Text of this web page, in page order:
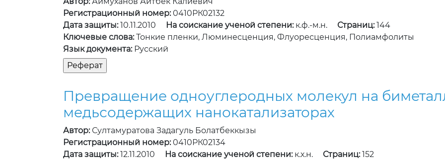
Регистрационный номер:0410РК02132
Дата защиты:10.11.2010 На соискание ученой степени:к.ф.-м.н. Страниц:144
Ключевые слова:Тонкие пленки, Люминесценция, Флуоресценция, Полиамфолиты
Язык документа:Русский
Превращение одноуглеродных молекул на
медьсодержащих нанокатализаторах
Автор:Султамуратова Задагуль Болатбеккызы
Регистрационный номер:0410РК02134
Дата защиты:12.11.2010 На соискание ученой степени:к.х.н. Страниц:152